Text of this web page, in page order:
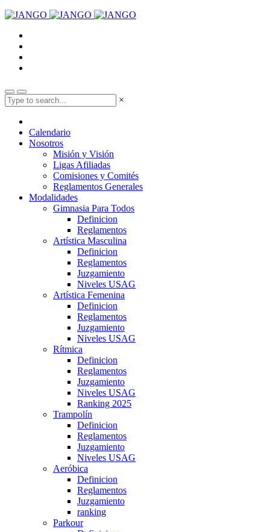
×
Calendario
Nosotros
Misión y Visión
Ligas Afiliadas
Comisiones y Comités
Reglamentos Generales
Modalidades
Gimnasia Para Todos
Definicion
Reglamentos
Artística Masculina
Definicion
Reglamentos
Juzgamiento
Niveles USAG
Artística Femenina
Definicion
Reglamentos
Juzgamiento
Niveles USAG
Rítmica
Definicion
Reglamentos
Juzgamiento
Niveles USAG
Ranking 2025
Trampolín
Definicion
Reglamentos
Juzgamiento
Niveles USAG
Aeróbica
Definicion
Reglamentos
Juzgamiento
ranking
Parkour